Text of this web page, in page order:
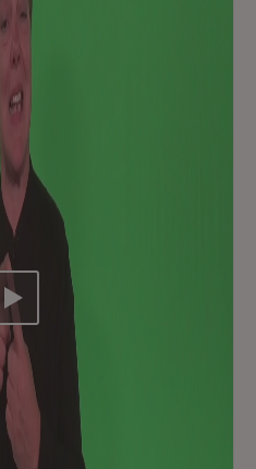
Video abspielen